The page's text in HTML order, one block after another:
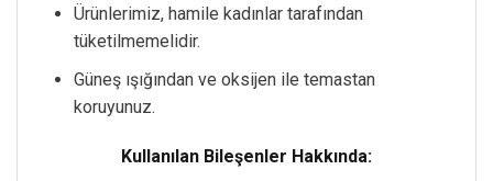
Ürünlerimiz, hamile kadınlar tarafından
tüketilmemelidir.
Güneş ışığından ve oksijen ile temastan
koruyunuz.
Kullanılan Bileşenler Hakkında: